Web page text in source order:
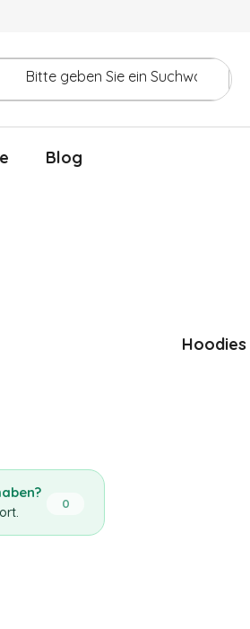
Blog
Hoodies
0